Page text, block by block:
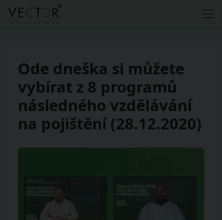
Ode dneška si můžete
vybírat z 8 programů
následného vzdělávání
na pojištění (28.12.2020)